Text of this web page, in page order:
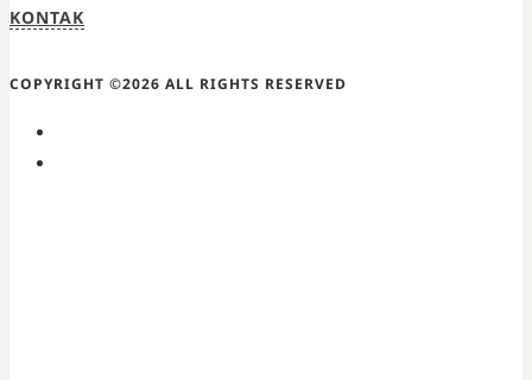
KONTAK
COPYRIGHT ©2026 ALL RIGHTS RESERVED